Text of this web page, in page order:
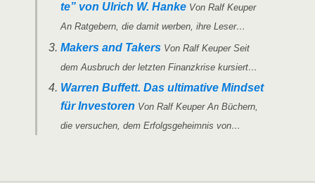
te” von Ulrich W. Han­ke Von Ralf Keu­per
An Rat­ge­bern, die damit wer­ben, ihre Leser…
Makers and Takers Von Ralf Keu­per Seit
dem Aus­bruch der letz­ten Finanz­kri­se kursiert…
War­ren Buf­fett. Das ulti­ma­ti­ve Mind­set
für Inves­to­ren Von Ralf Keu­per An Büchern,
die ver­su­chen, dem Erfolgs­ge­heim­nis von…